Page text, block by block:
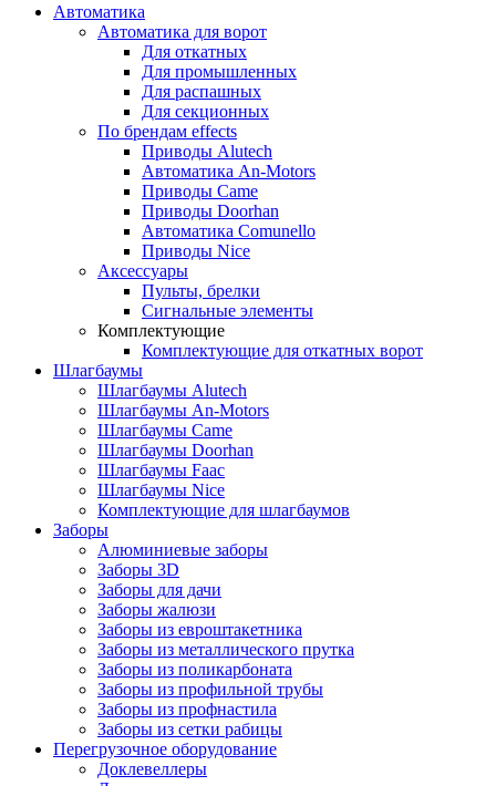
Автоматика
Автоматика для ворот
Для откатных
Для промышленных
Для распашных
Для секционных
По брендам effects
Приводы Alutech
Автоматика An-Motors
Приводы Came
Приводы Doorhan
Автоматика Comunello
Приводы Nice
Аксессуары
Пульты, брелки
Сигнальные элементы
Комплектующие
Комплектующие для откатных ворот
Шлагбаумы
Шлагбаумы Alutech
Шлагбаумы An-Motors
Шлагбаумы Came
Шлагбаумы Doorhan
Шлагбаумы Faac
Шлагбаумы Nice
Комплектующие для шлагбаумов
Заборы
Алюминиевые заборы
Заборы 3D
Заборы для дачи
Заборы жалюзи
Заборы из евроштакетника
Заборы из металлического прутка
Заборы из поликарбоната
Заборы из профильной трубы
Заборы из профнастила
Заборы из сетки рабицы
Перегрузочное оборудование
Доклевеллеры